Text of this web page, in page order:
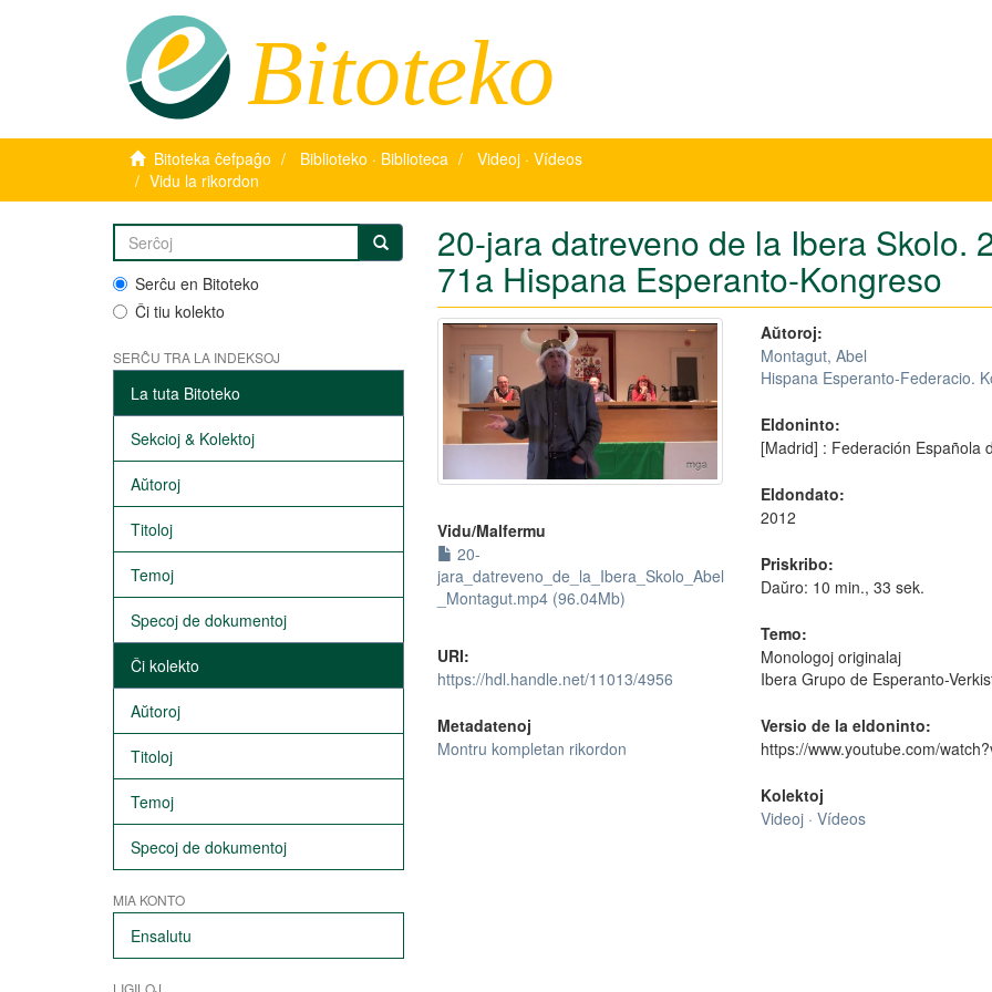
Bitoteko
Bitoteka ĉefpaĝo Biblioteko · Biblioteca
Videoj · Vídeos
Vidu la rikordon
Serĉu en Bitoteko
Ĉi tiu kolekto
SERĈU TRA LA INDEKSOJ
La tuta Bitoteko
Sekcioj & Kolektoj
Aŭtoroj
Titoloj
Temoj
Specoj de dokumentoj
Ĉi kolekto
Aŭtoroj
Titoloj
Temoj
Specoj de dokumentoj
MIA KONTO
Ensalutu
LIGILOJ
20-jara datreveno de la Ibera Skolo.
71a Hispana Esperanto-Kongreso
Vidu/Malfermu
20-
jara_datreveno_de_la_Ibera_Skolo_Abel
_Montagut.mp4 (96.04Mb)
URI:
https://hdl.handle.net/11013/4956
Metadatenoj
Montru kompletan rikordon
Aŭtoroj:
Montagut, Abel
Hispana Esperanto-Federacio.
Eldoninto:
[Madrid] : Federación Española
Eldondato:
2012
Priskribo:
Daŭro: 10 min., 33 sek.
Temo:
Monologoj originalaj
Ibera Grupo de Esperanto-
Versio de la eldoninto:
https://www.youtube.com/
Kolektoj
Videoj · Vídeos